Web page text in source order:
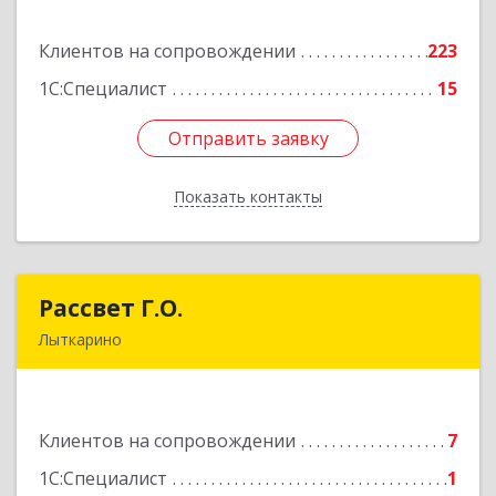
Клиентов на сопровождении
223
1С:Специалист
15
Отправить заявку
Показать контакты
Подробнее
Отправить заявку
Назад
Рассвет Г.О.
Лыткарино
Клиентов на сопровождении
7
1С:Специалист
1
Подробнее